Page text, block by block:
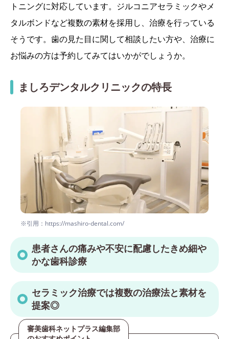
トニングに対応しています。ジルコニアセラミックやメ
タルボンドなど複数の素材を採用し、治療を行っている
そうです。歯の見た目に関して相談したい方や、治療に
お悩みの方は予約してみてはいかがでしょうか。
ましろデンタルクリニックの特長
※引用：https://mashiro-dental.com/
患者さんの痛みや不安に配慮したきめ細や
かな歯科診療
セラミック治療では複数の治療法と素材を
提案◎
審美歯科ネットプラス編集部